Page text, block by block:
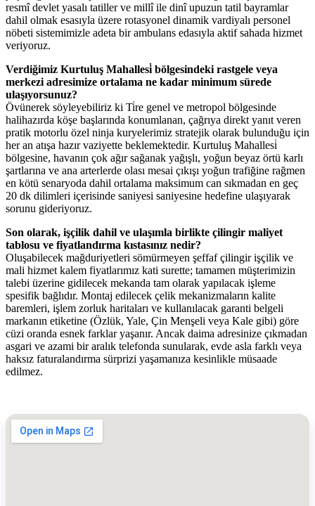
resmî devlet yasalı tatiller ve millî ile dinî upuzun tatil bayramlar
dahil olmak esasıyla üzere rotasyonel dinamik vardiyalı personel
nöbeti sistemimizle adeta bir ambulans edasıyla aktif sahada hizmet
veriyoruz.
Verdiğimiz Kurtuluş Mahallesi̇ bölgesindeki rastgele veya
merkezi adresimize ortalama ne kadar minimum sürede
ulaşıyorsunuz?
Övünerek söyleyebiliriz ki Ti̇re genel ve metropol bölgesinde
halihazırda köşe başlarında konumlanan, çağrıya direkt yanıt veren
pratik motorlu özel ninja kuryelerimiz stratejik olarak bulunduğu için
her an atışa hazır vaziyette beklemektedir. Kurtuluş Mahallesi̇
bölgesine, havanın çok ağır sağanak yağışlı, yoğun beyaz örtü karlı
şartlarına ve ana arterlerde olası mesai çıkışı yoğun trafiğine rağmen
en kötü senaryoda dahil ortalama maksimum can sıkmadan en geç
20 dk dilimleri içerisinde saniyesi saniyesine hedefine ulaşıyarak
sorunu gideriyoruz.
Son olarak, işçilik dahil ve ulaşımla birlikte çilingir maliyet
tablosu ve fiyatlandırma kıstasınız nedir?
Oluşabilecek mağduriyetleri sömürmeyen şeffaf çilingir işçilik ve
mali hizmet kalem fiyatlarımız kati surette; tamamen müşterimizin
talebi üzerine gidilecek mekanda tam olarak yapılacak işleme
spesifik bağlıdır. Montaj edilecek çelik mekanizmaların kalite
baremleri, işlem zorluk haritaları ve kullanılacak garanti belgeli
markanın etiketine (Özlük, Yale, Çin Menşeli veya Kale gibi) göre
cüzi oranda esnek farklar yaşanır. Ancak daima adresinize çıkmadan
asgari ve azami bir aralık telefonda sunularak, evde asla farklı veya
haksız faturalandırma sürprizi yaşamanıza kesinlikle müsaade
edilmez.